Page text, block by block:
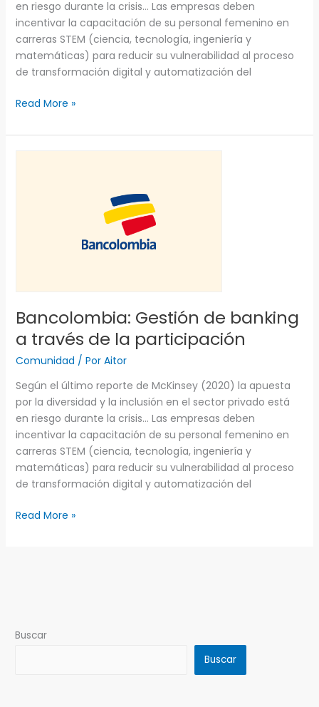
en riesgo durante la crisis… Las empresas deben
incentivar la capacitación de su personal femenino en
carreras STEM (ciencia, tecnología, ingeniería y
matemáticas) para reducir su vulnerabilidad al proceso
de transformación digital y automatización del
Read More »
Bancolombia: Gestión de banking
a través de la participación
Comunidad / Por Aitor
Según el último reporte de McKinsey (2020) la apuesta
por la diversidad y la inclusión en el sector privado está
en riesgo durante la crisis… Las empresas deben
incentivar la capacitación de su personal femenino en
carreras STEM (ciencia, tecnología, ingeniería y
matemáticas) para reducir su vulnerabilidad al proceso
de transformación digital y automatización del
participación
Read More »
Buscar
Buscar